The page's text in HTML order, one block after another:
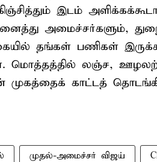
இடம்
அமைச்சர்களும்,
தங்கள் பணிகள்
மொத்தத்தில் லஞ்ச,
காட்டத்
முதல்-அமைச்சர் விஜய்